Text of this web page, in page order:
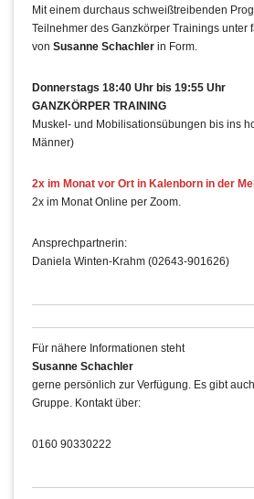
Mit einem durchaus schweißtreibenden
Teilnehmer des Ganzkörper Trainings unter
von Susanne Schachler in Form.
Donnerstags 18:40 Uhr bis 19:55 Uhr
GANZKÖRPER TRAINING
Muskel- und Mobilisationsübungen bis ins
Männer)
2x im Monat vor Ort in Kalenborn in der
2x im Monat Online per Zoom.
Ansprechpartnerin:
Daniela Winten-Krahm (02643-901626)
Für nähere Informationen steht
Susanne Schachler
gerne persönlich zur Verfügung. Es gibt
Gruppe. Kontakt über:
0160 90330222